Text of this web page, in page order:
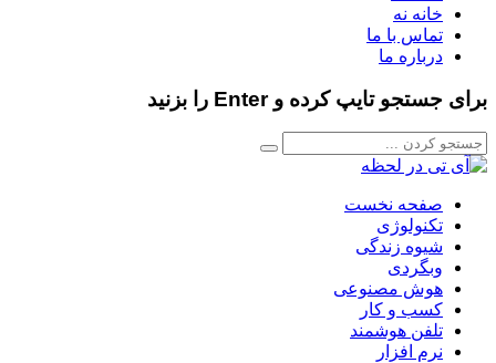
خانه نه
تماس با ما
درباره ما
برای جستجو تایپ کرده و Enter را بزنید
صفحه نخست
تکنولوژی
شیوه زندگی
وبگردی
هوش مصنوعی
کسب و کار
تلفن هوشمند
نرم افزار